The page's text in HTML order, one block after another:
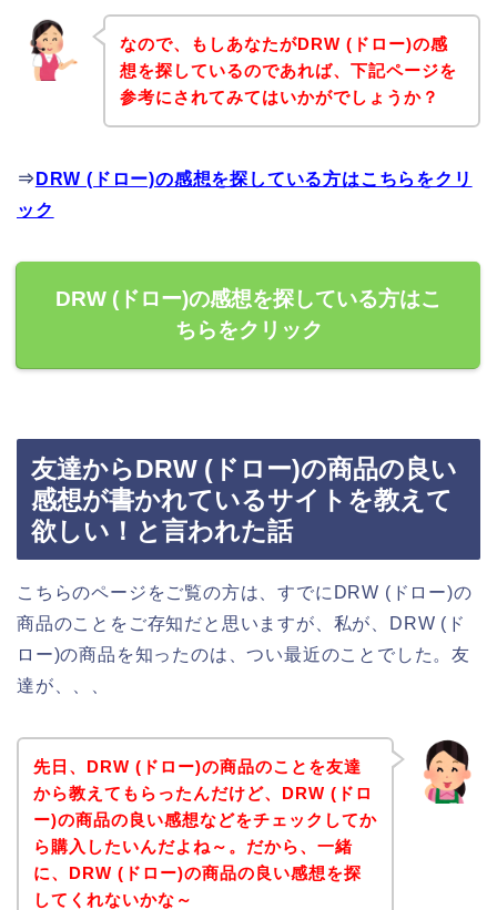
なので、もしあなたがDRW (ドロー)の感
想を探しているのであれば、下記ページを
参考にされてみてはいかがでしょうか？
⇒ DRW (ドロー)の感想を探している方はこちらをクリ
ック
DRW (ドロー)の感想を探している方はこ
ちらをクリック
友達からDRW (ドロー)の商品の良い
感想が書かれているサイトを教えて
欲しい！と言われた話
こちらのページをご覧の方は、すでにDRW (ドロー)の
商品のことをご存知だと思いますが、私が、DRW (ド
ロー)の商品を知ったのは、つい最近のことでした。友
達が、、、
先日、DRW (ドロー)の商品のことを友達
から教えてもらったんだけど、DRW (ドロ
ー)の商品の良い感想などをチェックしてか
ら購入したいんだよね～。だから、一緒
に、DRW (ドロー)の商品の良い感想を探
してくれないかな～